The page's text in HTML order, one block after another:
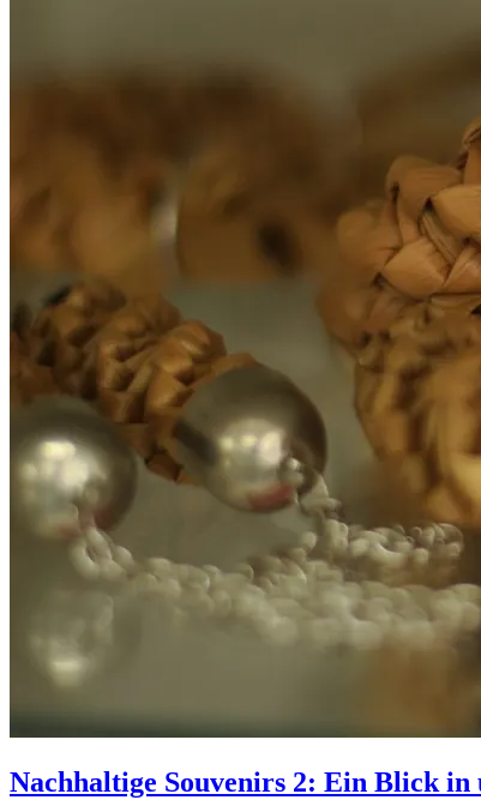
Nachhaltige Souvenirs 2: Ein Blick in